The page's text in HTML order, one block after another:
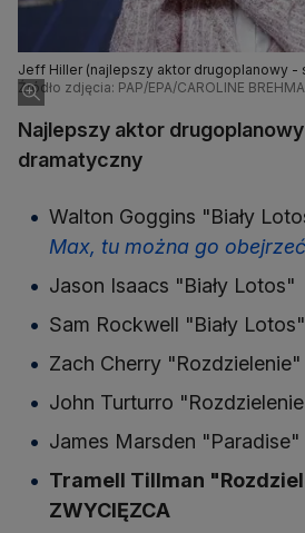
Jeff Hiller (najlepszy aktor drugoplanowy -
Źródło zdjęcia: PAP/EPA/CAROLINE
Najlepszy aktor
dramatyczny
Walton Goggins "Biały
Max, tu można go obejrzeć
Jason Isaacs "Biały Lotos"
Sam Rockwell "Biały Lotos"
Zach Cherry "Rozdzielenie"
John Turturro
James Marsden "Paradise"
Tramell Tillman
ZWYCIĘZCA